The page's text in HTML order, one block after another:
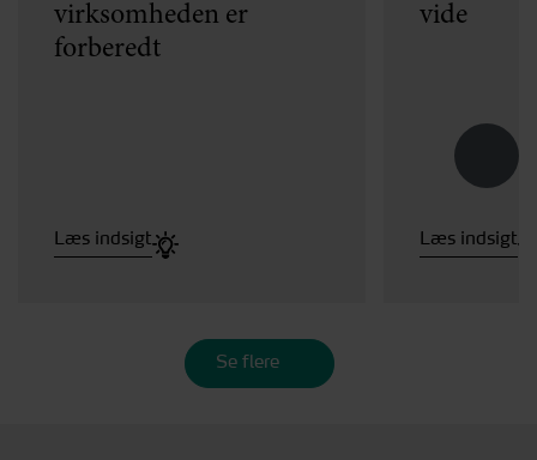
virksomheden er
forberedt
Læs indsigt
vide
Læs indsigt
Se flere